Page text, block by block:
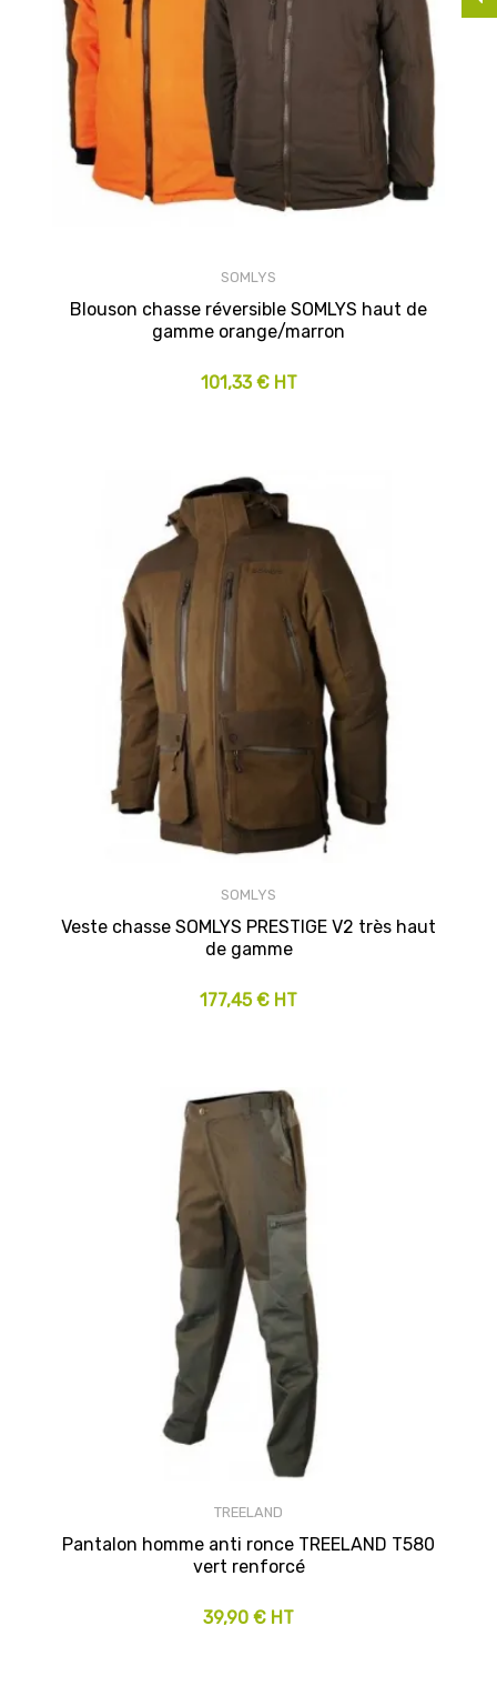
SOMLYS
Blouson chasse réversible SOMLYS haut de
gamme orange/marron
101,33 € HT
SOMLYS
Veste chasse SOMLYS PRESTIGE V2 très haut
de gamme
177,45 € HT
TREELAND
Pantalon homme anti ronce TREELAND T580
vert renforcé
39,90 € HT